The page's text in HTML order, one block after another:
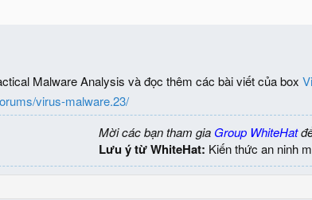
Malware Analysis và đọc thêm các bài viết của box
virus-malware.23/
Mời các bạn tham gia Group WhiteHat
Lưu ý từ WhiteHat: Kiến thức an ninh